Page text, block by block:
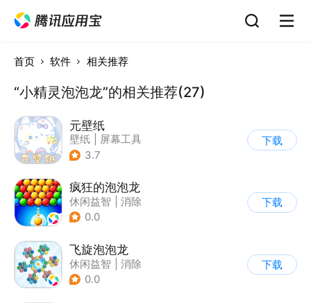
首页 软件 相关推荐
“小精灵泡泡龙”的相关推荐(27)
元壁纸
壁纸
屏幕工具
3.7
下载
疯狂的泡泡龙
休闲益智
消除
0.0
下载
飞旋泡泡龙
休闲益智
消除
| 泡泡龙
0.0
下载